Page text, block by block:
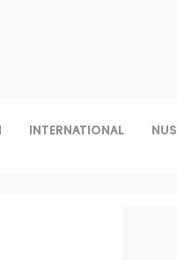
INTERNATIONAL